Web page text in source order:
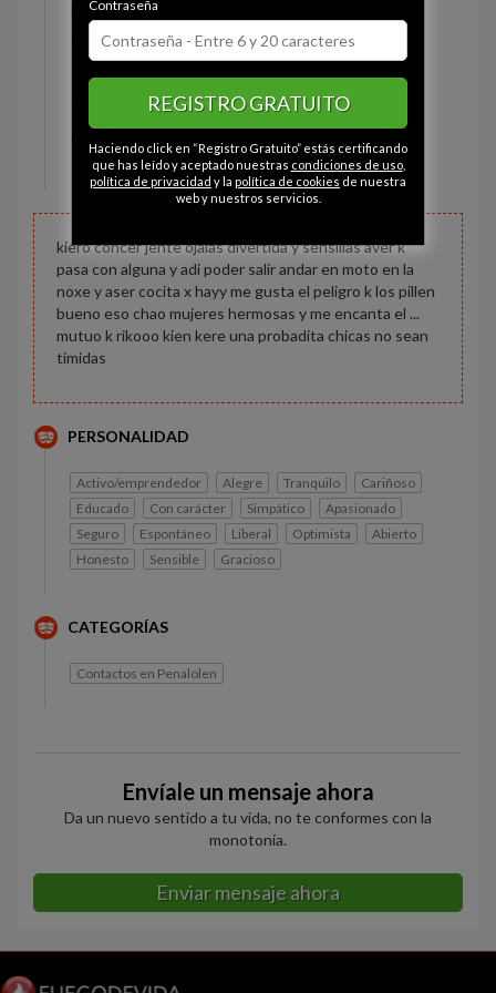
Estado civil:
Ojos: Marrón
Constitución: Normal
Altura: 171 cm
Peso: 90 kg
kiero concer jente ojalas divertida y sensillas aver k
pasa con alguna y adi poder salir andar en moto en la
noxe y aser cocita x hayy me gusta el peligro k los pillen
bueno eso chao mujeres hermosas y me encanta el ...
mutuo k rikooo kien kere una probadita chicas no sean
timidas
PERSONALIDAD
Activo/emprendedor Alegre Tranquilo
Cariñoso
Educado
Con carácter Simpático
Apasionado
Seguro
Espontáneo Liberal Optimista
Abierto
Honesto
Sensible Gracioso
CATEGORÍAS
Contactos en Penalolen
Envíale un mensaje ahora
Da un nuevo sentido a tu vida, no te conformes con la
monotonía.
Enviar mensaje ahora
Contraseña
REGISTRO GRATUITO
Haciendo click en “Registro Gratuito” estás certificando
que has leído y aceptado nuestras condiciones de uso,
política de privacidad y la política de cookies de nuestra
web y nuestros servicios.